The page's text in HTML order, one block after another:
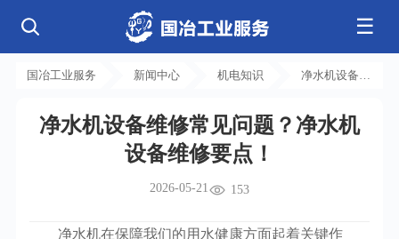
☰
公司简介
发展历程
核心业务
电气工程
钢结构工程
净化工程
弱电工程
消防工程
基控电箱
其它工程
工程案例
芯片 • 半导体
人工智能 • 机器人
新能源汽车 • 智能网联
生物 • 医药
新闻中心
行业资讯
安装教程
工业百科
国冶工业服务 新闻中心 机电知识
净水机设备维
净水机设备维
净水机设备维修常见问题？净水机
设备维修要点！
2026-05-21 153
净水机在保障我们的用水健康方面起着关键作